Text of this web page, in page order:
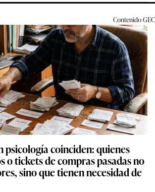
ContenidoGEC
psicología coinciden: quienes
o tickets de compras pasadas no
sino que tienen necesidad de